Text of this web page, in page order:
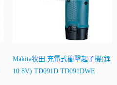
Makita牧田 充電式衝擊起子機(鋰
10.8V) TD091D TD091DWE